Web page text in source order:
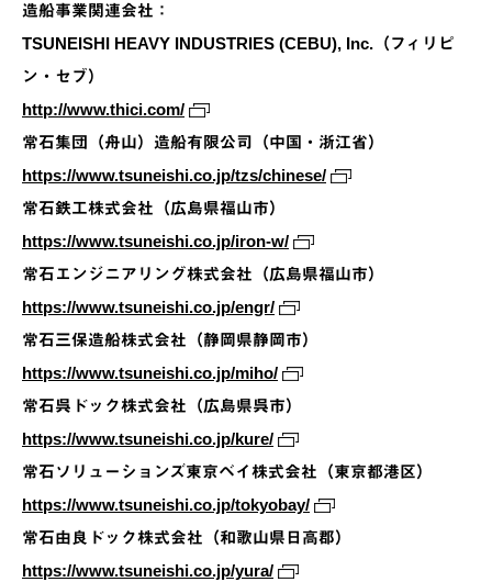
造船事業関連会社：
TSUNEISHI HEAVY INDUSTRIES (CEBU), Inc.（フィリピ
ン・セブ）
http://www.thici.com/
常石集団（舟山）造船有限公司（中国・浙江省）
https://www.tsuneishi.co.jp/tzs/chinese/
常石鉄工株式会社（広島県福山市）
https://www.tsuneishi.co.jp/iron-w/
常石エンジニアリング株式会社（広島県福山市）
https://www.tsuneishi.co.jp/engr/
常石三保造船株式会社（静岡県静岡市）
https://www.tsuneishi.co.jp/miho/
常石呉ドック株式会社（広島県呉市）
https://www.tsuneishi.co.jp/kure/
常石ソリューションズ東京ベイ株式会社（東京都港区）
https://www.tsuneishi.co.jp/tokyobay/
常石由良ドック株式会社（和歌山県日高郡）
https://www.tsuneishi.co.jp/yura/